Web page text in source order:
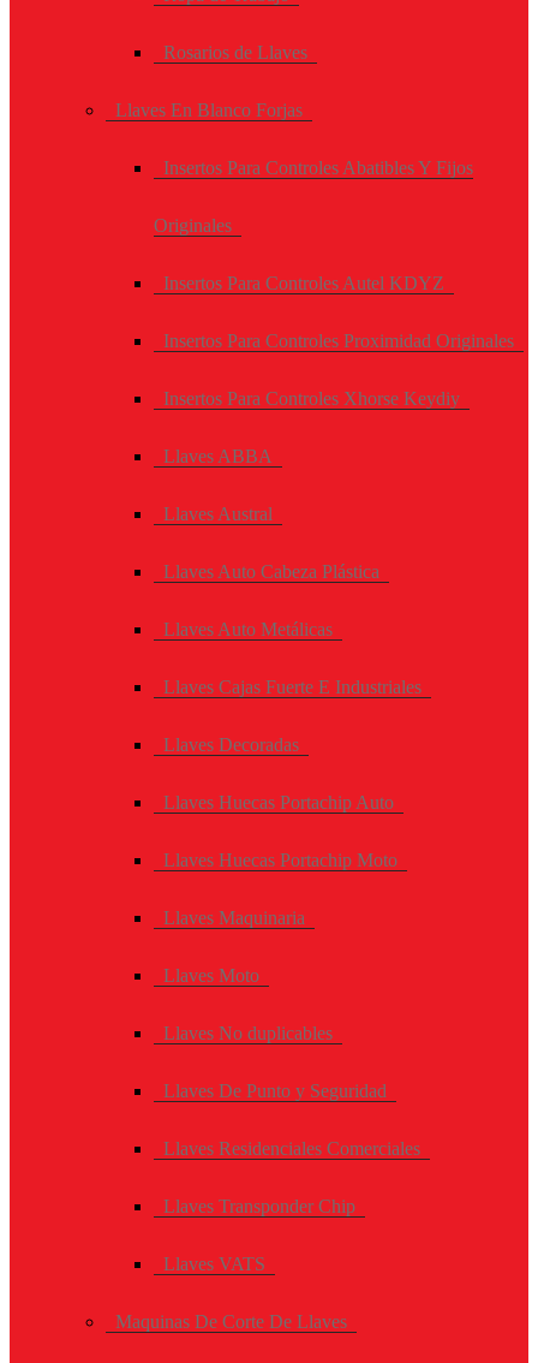
Rosarios de Llaves
Llaves En Blanco Forjas
Insertos Para Controles Abatibles Y Fijos
Originales
Insertos Para Controles Autel KDYZ
Insertos Para Controles Proximidad Originales
Insertos Para Controles Xhorse Keydiy
Llaves ABBA
Llaves Austral
Llaves Auto Cabeza Plástica
Llaves Auto Metálicas
Llaves Cajas Fuerte E Industriales
Llaves Decoradas
Llaves Huecas Portachip Auto
Llaves Huecas Portachip Moto
Llaves Maquinaria
Llaves Moto
Llaves No duplicables
Llaves De Punto y Seguridad
Llaves Residenciales Comerciales
Llaves Transponder Chip
Llaves VATS
Maquinas De Corte De Llaves